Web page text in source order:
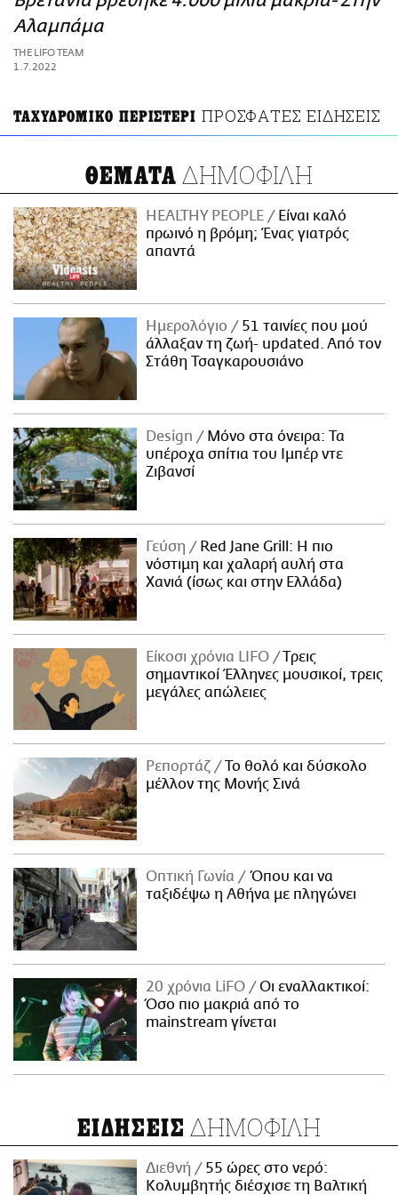
ΑΜΠΑ
PRINT
Αλαμπάμα
THE LIFO TEAM
1.7.2022
ΤΑΧΥΔΡΟΜΙΚΟ ΠΕΡΙΣΤΕΡΙ ΠΡΟΣΦΑΤΕΣ ΕΙΔΗΣΕΙΣ
ΘΕΜΑΤΑ ΔΗΜΟΦΙΛΗ
HEALTHY PEOPLE
Είναι καλό
πρωινό η βρόμη; Ένας γιατρός
απαντά
Ημερολόγιο
51 ταινίες που μού
άλλαξαν τη ζωή- updated. Aπό τον
Στάθη Τσαγκαρουσιάνο
Design
Μόνο στα όνειρα: Τα
υπέροχα σπίτια του Ιμπέρ ντε
Ζιβανσί
Γεύση
Red Jane Grill: Η πιο
νόστιμη και χαλαρή αυλή στα
Χανιά (ίσως και στην Ελλάδα)
Είκοσι χρόνια LIFO
Tρεις
σημαντικοί Έλληνες μουσικοί, τρεις
μεγάλες απώλειες
Ρεπορτάζ
Το θολό και δύσκολο
μέλλον της Μονής Σινά
Οπτική Γωνία
Όπου και να
ταξιδέψω η Αθήνα με πληγώνει
20 χρόνια LiFO
Οι εναλλακτικοί:
Όσο πιο μακριά από το
mainstream γίνεται
ΕΙΔΗΣΕΙΣ ΔΗΜΟΦΙΛΗ
Διεθνή
55 ώρες στο νερό:
Κολυμβητής διέσχισε τη Βαλτική